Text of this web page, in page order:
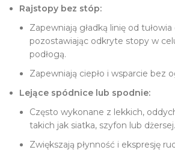
Rajstopy bez stóp:
Zapewniają gładką linię od
pozostawiając odkryte stopy w
podłogą.
Zapewniają ciepło i wsparcie bez
Lejące spódnice lub spodnie:
Często wykonane z lekkich,
takich jak siatka, szyfon lub dżersej.
Zwiększają płynność i ekspresję